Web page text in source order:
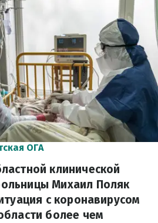
ОГА
клинической
Михаил Поляк
с коронавирусом
более чем